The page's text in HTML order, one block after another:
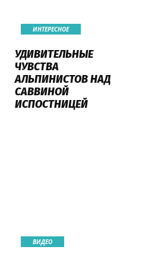
ИНТЕРЕСНОЕ
УДИВИТЕЛЬНЫЕ
ЧУВСТВА
АЛЬПИНИСТОВ НАД
САВВИНОЙ
ИСПОСТНИЦЕЙ
ВИДЕО